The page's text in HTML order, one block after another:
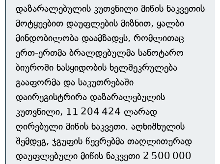
დაზარალებულის კუთვნილი მიწის ნაკვეთის
მოტყუებით დაუფლების მიზნით, ყალბი
მინდობილობა დაამზადეს, რომლითაც
ერთ-ერთმა ბრალდებულმა სანოტარო
ბიუროში ნასყიდობის ხელშეკრულება
გააფორმა და საკუთრებაში
დაირეგისტრირა დაზარალებულის
კუთვნილი, 11 204 424 ლარად
ღირებული მიწის ნაკვეთი. აღნიშნულის
შემდეგ, ჯგუფის წევრებმა თაღლითურად
დაუფლებული მიწის ნაკვეთი 2 500 000